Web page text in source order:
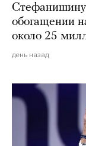
обогащении
около 25
день назад